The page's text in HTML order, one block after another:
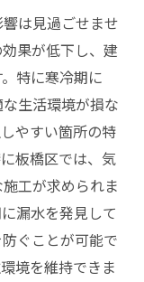
は見過ごせませ
果が低下し、建
特に寒冷期に
生活環境が損な
やすい箇所の特
板橋区では、気
工が求められま
漏水を発見して
ぐことが可能で
境を維持できま